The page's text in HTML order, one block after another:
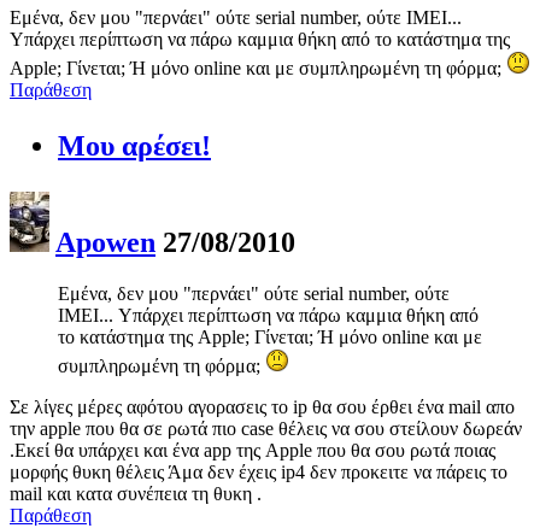
Εμένα, δεν μου "περνάει" ούτε serial number, ούτε IMEI...
Υπάρχει περίπτωση να πάρω καμμια θήκη από το κατάστημα της
Apple; Γίνεται; Ή μόνο online και με συμπληρωμένη τη φόρμα;
Παράθεση
Μου αρέσει!
Apowen 27/08/2010
Εμένα, δεν μου "περνάει" ούτε serial number, ούτε
IMEI... Υπάρχει περίπτωση να πάρω καμμια θήκη από
το κατάστημα της Apple; Γίνεται; Ή μόνο online και με
συμπληρωμένη τη φόρμα;
Σε λίγες μέρες αφότου αγορασεις το ip θα σου έρθει ένα mail απο
την apple που θα σε ρωτά πιο case θέλεις να σου στείλουν δωρεάν
.Εκεί θα υπάρχει και ένα app της Apple που θα σου ρωτά ποιας
μορφής θυκη θέλεις Άμα δεν έχεις ip4 δεν προκειτε να πάρεις το
mail και κατα συνέπεια τη θυκη .
Παράθεση